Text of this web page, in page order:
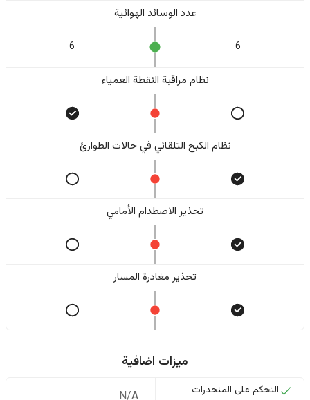
عدد الوسائد الهوائية
6
6
نظام مراقبة النقطة العمياء
نظام الكبح التلقائي في حالات الطوارئ
تحذير الاصطدام الأمامي
تحذير مغادرة المسار
ميزات اضافية
التحكم على المنحدرات